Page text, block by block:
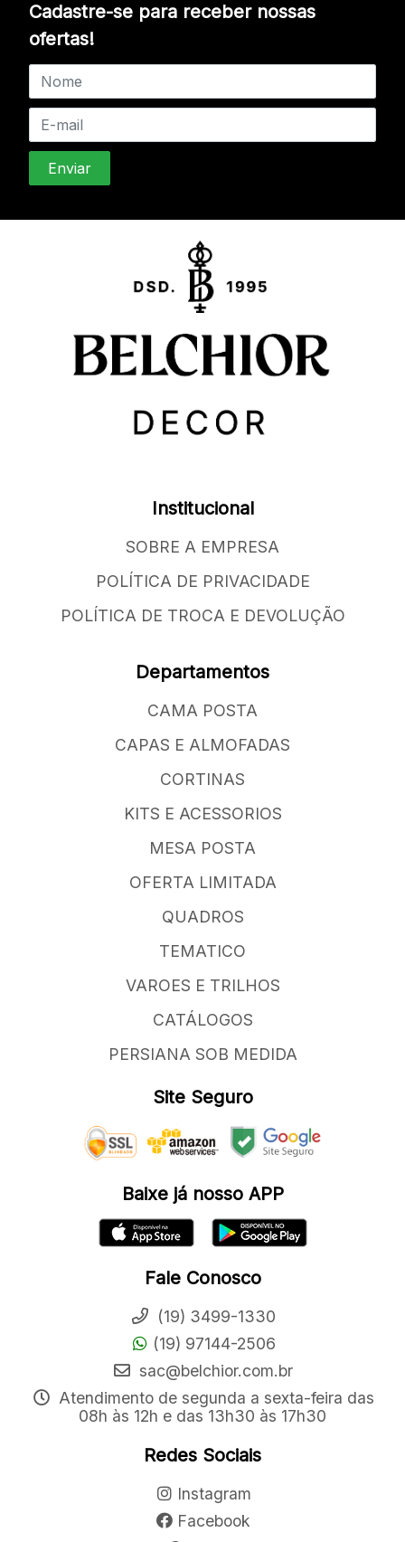
Cadastre-se para receber nossas
ofertas!
Institucional
SOBRE A EMPRESA
POLÍTICA DE PRIVACIDADE
POLÍTICA DE TROCA E DEVOLUÇÃO
Departamentos
CAMA POSTA
CAPAS E ALMOFADAS
CORTINAS
KITS E ACESSORIOS
MESA POSTA
OFERTA LIMITADA
QUADROS
TEMATICO
VAROES E TRILHOS
CATÁLOGOS
PERSIANA SOB MEDIDA
Site Seguro
Baixe já nosso APP
Fale Conosco
(19) 3499-1330
(19) 97144-2506
sac@belchior.com.br
Atendimento de segunda a sexta-feira das
08h às 12h e das 13h30 às 17h30
Redes Sociais
Instagram
Facebook